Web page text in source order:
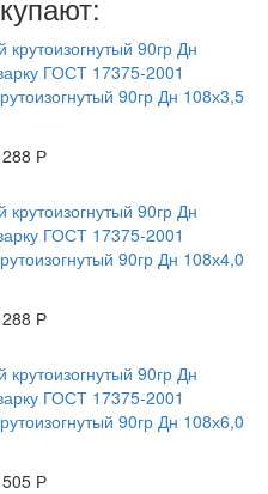
90гр Дн 108х3,5
288 Р
90гр Дн 108х4,0
288 Р
90гр Дн 108х6,0
505 Р